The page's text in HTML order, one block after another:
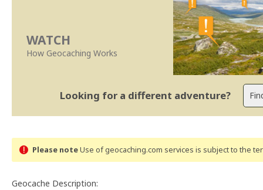
WATCH
How Geocaching Works
Looking for a different adventure?
Please noteUse of geocaching.com services is subject to the
Geocache Description: